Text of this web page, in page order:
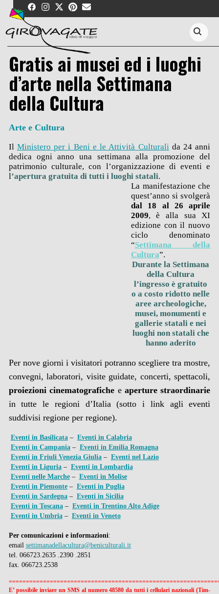
content
Gratis ai musei ed i luoghi
d’arte nella Settimana
della Cultura
Arte e Cultura
Il Ministero per i Beni e le Attività Culturalida 24 anni
dedica ogni anno una settimana alla promozione del
patrimonio culturale, con l’organizzazione di eventi e
l’apertura gratuita di tutti i luoghi statali.
La manifestazione che
quest’anno si svolgerà
dal 18 al 26aprile
2009, è alla sua XI
edizione con il nuovo
ciclo denominato
“Settimana della
Cultura”.
Durante la Settimana
della Cultura
l’ingresso è gratuito
o a costo ridotto nelle
aree archeologiche,
musei, monumenti e
gallerie statali e nei
luoghi non statali che
hanno aderito
Per nove giorni i visitatori potranno scegliere tra mostre,
convegni, laboratori, visite guidate, concerti, spettacoli,
proiezioni cinematografiche e aperture straordinarie
in tutte le regioni d’Italia (sotto i link agli eventi
suddivisi regione per regione).
Eventi in Basilicata– Eventi in Calabria
Eventi in Campania– Eventi in Emilia Romagna
Eventi in Friuli Venezia Giulia– Eventi nel Lazio
Eventi in Liguria– Eventi in Lombardia
Eventi nelle Marche– Eventi in Molise
Eventi in Piemonte– Eventi in Puglia
Eventi in Sardegna– Eventi in Sicilia
Eventi in Toscana– Eventi in Trentino Alto Adige
Eventi in Umbria– Eventi in Veneto
Per comunicazioni e informazioni:
email settimanadellacultura@beniculturali.it
tel. 066723.2635 .2390 .2851
fax. 066723.2538
=================================================
E’ possibile inviare un SMS al numero 48580 da tutti i cellulari nazionali (Tim-